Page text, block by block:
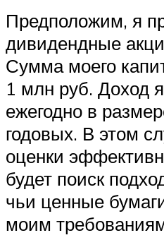
Предположим, я
дивидендные
Сумма моего
1 млн руб. Доход
ежегодно в
годовых. В этом
оценки
будет поиск
чьи ценные
моим